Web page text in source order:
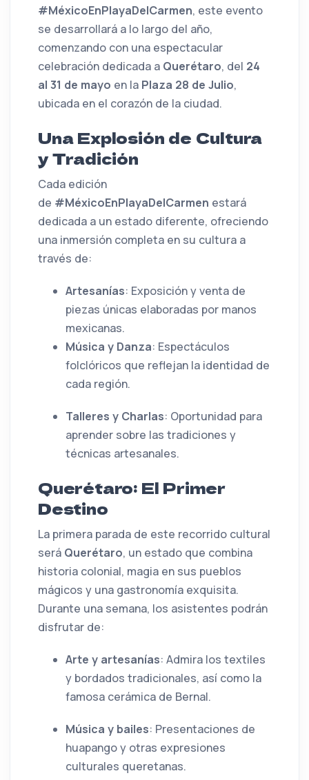
#MéxicoEnPlayaDelCarmen, este evento
se desarrollará a lo largo del año,
comenzando con una espectacular
celebración dedicada a Querétaro, del 24
al 31 de mayo en la Plaza 28 de Julio,
ubicada en el corazón de la ciudad.
Una Explosión de Cultura
y Tradición
Cada edición
de #MéxicoEnPlayaDelCarmen estará
dedicada a un estado diferente, ofreciendo
una inmersión completa en su cultura a
través de:
Artesanías: Exposición y venta de
piezas únicas elaboradas por manos
mexicanas.
Música y Danza: Espectáculos
folclóricos que reflejan la identidad de
cada región.
Talleres y Charlas: Oportunidad para
aprender sobre las tradiciones y
técnicas artesanales.
Querétaro: El Primer
Destino
La primera parada de este recorrido cultural
será Querétaro, un estado que combina
historia colonial, magia en sus pueblos
mágicos y una gastronomía exquisita.
Durante una semana, los asistentes podrán
disfrutar de:
Arte y artesanías: Admira los textiles
y bordados tradicionales, así como la
famosa cerámica de Bernal.
Música y bailes: Presentaciones de
huapango y otras expresiones
culturales queretanas.